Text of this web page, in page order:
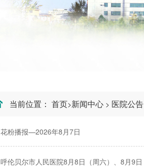
当前位置： 首页>新闻中心 > 医院公告
花粉播报—2026年8月7日
呼伦贝尔市人民医院8月8日（周六）、8月9